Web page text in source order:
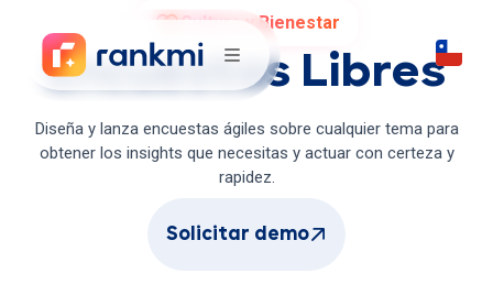
Cultura y Bienestar
Encuestas Libres
Diseña y lanza encuestas ágiles sobre cualquier tema para
obtener los insights que necesitas y actuar con certeza y
rapidez.
Solicitar demo